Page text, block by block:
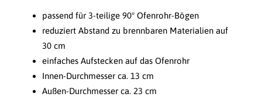
passend für 3-teilige 90° Ofenrohr-Bögen
reduziert Abstand zu brennbaren Materialien auf
30 cm
einfaches Aufstecken auf das Ofenrohr
Innen-Durchmesser ca. 13 cm
Außen-Durchmesser ca. 23 cm